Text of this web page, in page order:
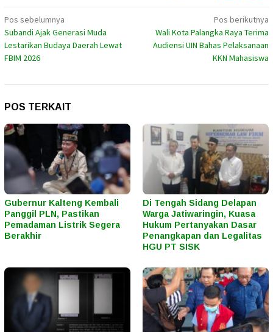
Navigasi
pos
Pos sebelumnya
Subandi Ajak Generasi Muda
Lestarikan Budaya Daerah Lewat
FBIM 2026
Pos berikutnya
Wali Kota Palangka Raya Terima
Audiensi UIN Bahas Pelaksanaan
KKN Mahasiswa
POS TERKAIT
Gubernur Kalteng Kembali
Panggil PLN, Pastikan
Pemadaman Listrik Segera
Berakhir
Di Tengah Sidang Delapan
Warga Jatiwaringin, Kuasa
Hukum Pertanyakan Dasar
Penangkapan dan Legalitas
HGU PT SISK